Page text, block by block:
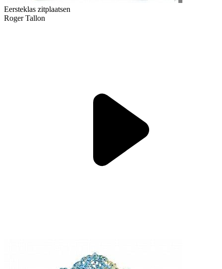
Eersteklas zitplaatsen
Roger Tallon